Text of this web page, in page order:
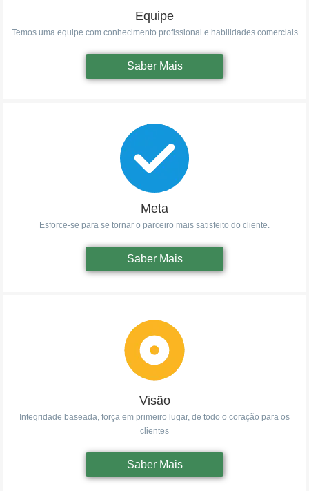
Equipe
Temos uma equipe com conhecimento profissional e habilidades comerciais
Saber Mais
Meta
Esforce-se para se tornar o parceiro mais satisfeito do cliente.
Saber Mais
Visão
Integridade baseada, força em primeiro lugar, de todo o coração para os
clientes
Saber Mais